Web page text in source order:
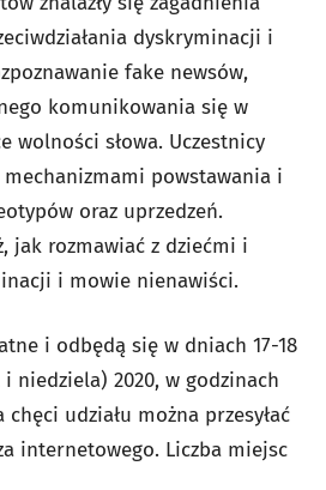
dyskryminacji i
fake newsów,
komunikowania się w
wolności słowa. Uczestnicy
mechanizmami powstawania i
oraz uprzedzeń.
jak rozmawiać z dziećmi i
i mowie nienawiści.
i odbędą się w dniach 17-18
niedziela) 2020, w godzinach
chęci udziału można przesyłać
internetowego. Liczba miejsc